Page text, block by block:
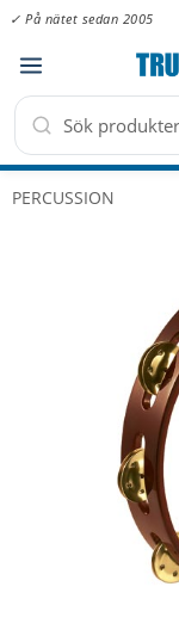
Meny
✓ På nätet sedan 2005
PERCUSSION